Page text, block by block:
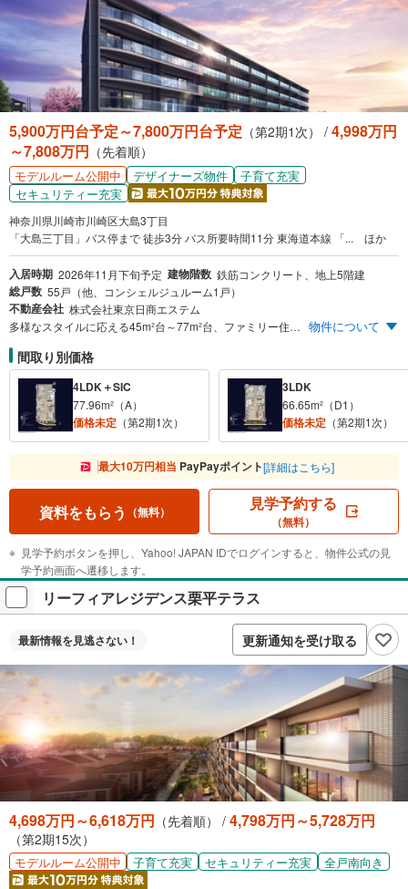
5,900万円台予定～7,800万円台予定 （第2期1次） / 4,998万円
～7,808万円 （先着順）
モデルルーム公開中 デザイナーズ物件
子育て充実
セキュリティー充実
神奈川県川崎市川崎区大島3丁目
「大島三丁目」バス停まで 徒歩3分 バス所要時間11分 東海道本線 「... ほか
入居時期 2026年11月下旬予定 建物階数 鉄筋コンクリート、地上5階建
総戸数 55戸（他、コンシェルジュルーム1戸）
不動産会社 株式会社東京日商エステム
多様なスタイルに応える45m²台～77m²台、ファミリー住戸ALL南向き×閑静な住宅街。低層レジデンス ラゾーナやラ チッタデッラ等大規模商業施設が10店舗集まる※2「川崎」駅が生活圏 2駅5路線利用可※3 JR「川崎」駅から「品川」駅 1駅9分 「横浜」駅 1駅7分 身体も浴槽も自動洗浄するミラバス、キッチンを美しく保つディスポーザ等先進設備 1Fは戸建てライクな仕様※4 大型犬飼育可・専用庭付・専用駐車場付住戸 1F住戸には防犯カメラを採用 充実のセキュリティ 高い省エネ効果を認定取得 ZEH-M Oriented×低炭素建築物 ※2.10店舗とは、「ラゾーナ川崎プラザ」「ラ チッタデッラ」「川崎ルフロン」「川崎アゼリア」「川崎モアーズ」「アトレ川崎」「川崎DICE」「KAWASAKI DELTA」「川崎ゼロゲート」（約2,050m・徒歩26分）「ウィングキッチン京急川崎」の施設を指します。 ※3.2駅5路線/JR「川崎」駅:JR東海道線、JR京浜東北線、JR南武線。「京急川崎」駅:京急本線、京急大師線。 ※4.頭数には制限があります。共用部のご利用は管理規約に基づきます。 物件について
間取り別価格
4LDK＋SIC
77.96m²（A）
価格未定 （第2期1次）
3LDK
66.65m²（D1）
価格未定 （第2期1次）
最大10万円相当 PayPayポイント[詳細はこちら]
資料をもらう （無料） 見学予約する
（無料）
見学予約ボタンを押し、Yahoo! JAPAN IDでログインすると、物件公式の見
学予約画面へ遷移します。
リーフィアレジデンス栗平テラス
最新情報を見逃さない！ 更新通知を受け取る
4,698万円～6,618万円 （先着順） / 4,798万円～5,728万円
（第2期15次）
モデルルーム公開中 子育て充実 セキュリティー充実 全戸南向き